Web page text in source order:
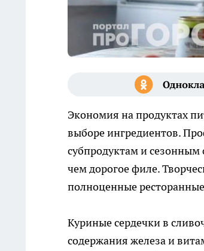
Экономия на продуктах
выборе ингредиентов.
субпродуктам и
чем дорогое филе.
полноценные
Куриные сердечки в
содержания железа и